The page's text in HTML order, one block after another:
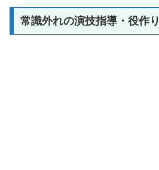
常識外れの演技指導・役作り